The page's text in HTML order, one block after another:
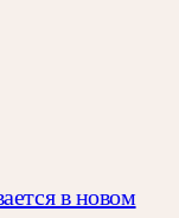
в новом